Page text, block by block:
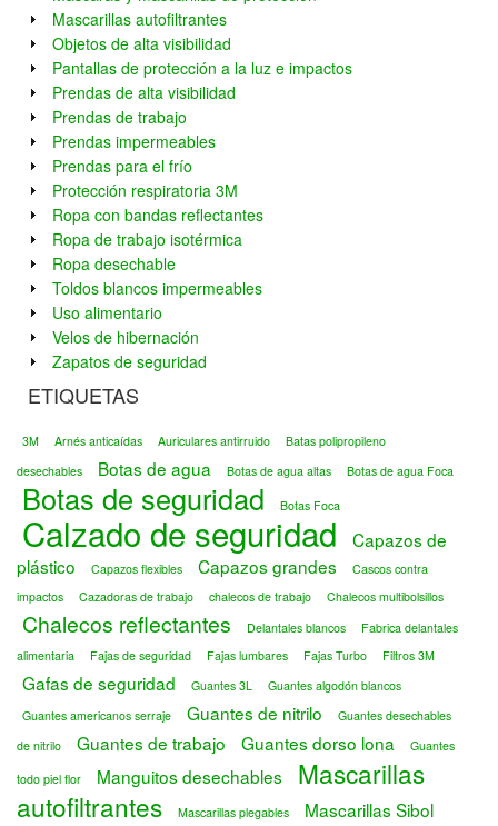
Mascarillas autofiltrantes
Objetos de alta visibilidad
Pantallas de protección a la luz e impactos
Prendas de alta visibilidad
Prendas de trabajo
Prendas impermeables
Prendas para el frío
Protección respiratoria 3M
Ropa con bandas reflectantes
Ropa de trabajo isotérmica
Ropa desechable
Toldos blancos impermeables
Uso alimentario
Velos de hibernación
Zapatos de seguridad
ETIQUETAS
3M Arnés anticaídas Auriculares antirruido
Batas polipropileno
desechables
Botas de agua Botas de agua altas Botas de agua Foca
Botas de seguridad Botas Foca
Calzado de seguridad
Capazos de
plástico
Capazos flexibles Capazos grandes
Cascos contra
impactos
Cazadoras de trabajo chalecos de trabajo Chalecos multibolsillos
Chalecos reflectantes Delantales blancos
Fabrica delantales
alimentaria
Fajas de seguridad Fajas lumbares Fajas Turbo Filtros 3M
Gafas de seguridad Guantes 3L
Guantes algodón blancos
Guantes americanos serraje
Guantes de nitrilo
Guantes desechables
de nitrilo
Guantes de trabajo Guantes dorso lona
Guantes
todo piel flor
Manguitos desechables
Mascarillas
autofiltrantes
Mascarillas plegables Mascarillas Sibol